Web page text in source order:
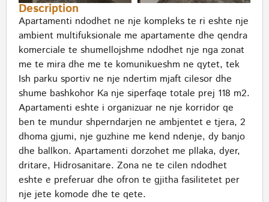
Description
Apartamenti ndodhet ne nje kompleks te ri eshte nje
ambient multifuksionale me apartamente dhe qendra
komerciale te shumellojshme ndodhet nje nga zonat
me te mira dhe me te komunikueshm ne qytet, tek
Ish parku sportiv ne nje ndertim mjaft cilesor dhe
shume bashkohor Ka nje siperfaqe totale prej 118 m2.
Apartamenti eshte i organizuar ne nje korridor qe
ben te mundur shperndarjen ne ambjentet e tjera, 2
dhoma gjumi, nje guzhine me kend ndenje, dy banjo
dhe ballkon. Apartamenti dorzohet me pllaka, dyer,
dritare, Hidrosanitare. Zona ne te cilen ndodhet
eshte e preferuar dhe ofron te gjitha fasilitetet per
nje jete komode dhe te qete.